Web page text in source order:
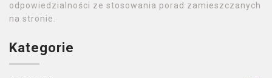
odpowiedzialności ze stosowania porad zamieszczanych
na stronie.
Kategorie